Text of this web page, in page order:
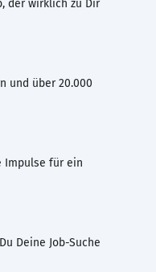
der wirklich zu Dir
und über 20.000
Impulse für ein
Deine Job-Suche